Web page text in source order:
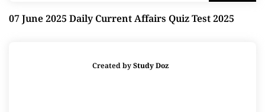
07 June 2025 Daily Current Affairs Quiz Test 2025
Created byStudy Doz